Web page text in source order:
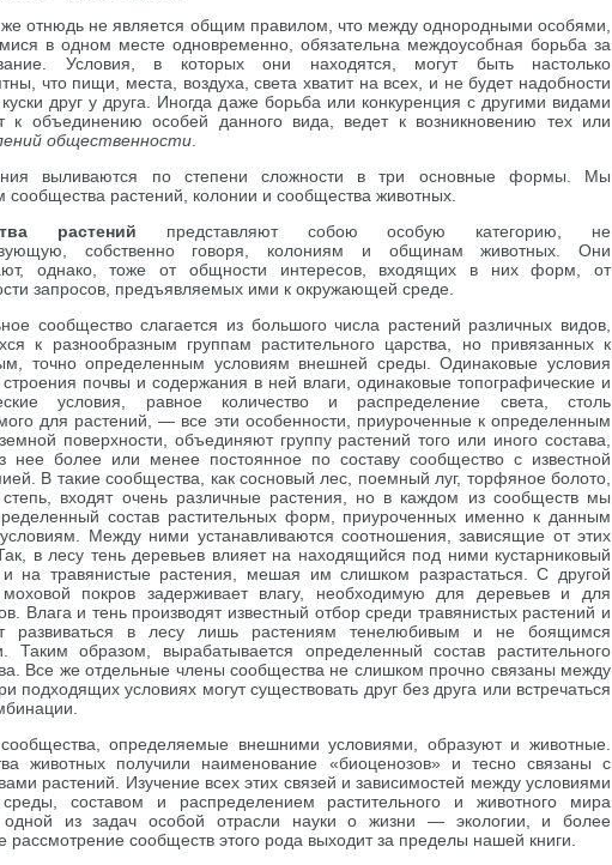
же отнюдь не является общим правилом, что между однородными особями,
в одном месте одновременно, обязательна междоусобная борьба за
Условия, в которых они находятся, могут быть настолько
что пищи, места, воздуха, света хватит на всех, и не будет надобности
друг у друга. Иногда даже борьба или конкуренция с другими видами
к объединению особей данного вида, ведет к возникновению тех или
общественности
выливаются по степени сложности в три основные формы. Мы
сообщества растений, колонии и сообщества животных.
растений представляют собою особую категорию, не
собственно говоря, колониям и общинам животных. Они
однако, тоже от общности интересов, входящих в них форм, от
запросов, предъявляемых ими к окружающей среде.
сообщество слагается из большого числа растений различных видов,
к разнообразным группам растительного царства, но привязанных к
точно определенным условиям внешней среды. Одинаковые условия
строения почвы и содержания в ней влаги, одинаковые топографические и
условия, равное количество и распределение света, столь
для растений, — все эти особенности, приуроченные к определенным
поверхности, объединяют группу растений того или иного состава,
нее более или менее постоянное по составу сообщество с известной
В такие сообщества, как сосновый лес, поемный луг, торфяное болото,
степь, входят очень различные растения, но в каждом из сообществ мы
состав растительных форм, приуроченных именно к данным
Между ними устанавливаются соотношения, зависящие от этих
в лесу тень деревьев влияет на находящийся под ними кустарниковый
и на травянистые растения, мешая им слишком разрастаться. С другой
покров задерживает влагу, необходимую для деревьев и для
Влага и тень производят известный отбор среди травянистых растений и
развиваться в лесу лишь растениям тенелюбивым и не боящимся
Таким образом, вырабатывается определенный состав растительного
Все же отдельные члены сообщества не слишком прочно связаны между
подходящих условиях могут существовать друг без друга или встречаться
определяемые внешними условиями, образуют и животные.
животных получили наименование «биоценозов» и тесно связаны с
растений. Изучение всех этих связей и зависимостей между условиями
составом и распределением растительного и животного мира
одной из задач особой отрасли науки о жизни — экологии, и более
рассмотрение сообществ этого рода выходит за пределы нашей книги.